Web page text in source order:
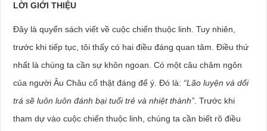
LỜI GIỚI THIỆU
Đây là quyển sách viết về cuộc chiến thuộc linh. Tuy nhiên,
trước khi tiếp tục, tôi thấy có hai điều đáng quan tâm. Điều thứ
nhất là chúng ta cần sự khôn ngoan. Có một câu châm ngôn
của người Âu Châu cổ thật đáng để ý. Đó là: “Lão luyện và dối
trá sẽ luôn luôn đánh bại tuổi trẻ và nhiệt thành” . Trước khi
tham dự vào cuộc chiến thuộc linh, chúng ta cần biết rõ điều